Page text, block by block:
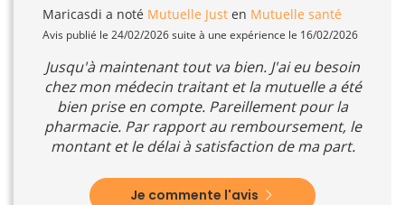
Maricasdi a noté Mutuelle Just en Mutuelle santé
Avis publié le 24/02/2026 suite à une expérience le 16/02/2026
Jusqu'à maintenant tout va bien. J'ai eu besoin
chez mon médecin traitant et la mutuelle a été
bien prise en compte. Pareillement pour la
pharmacie. Par rapport au remboursement, le
montant et le délai à satisfaction de ma part.
Je commente l'avis